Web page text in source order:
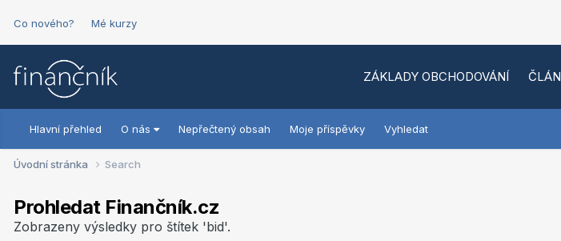
Co nového? Mé kurzy
ZÁKLADY OBCHODOVÁNÍ
Hlavní přehled O nás Nepřečtený obsah Moje příspěvky Vyhledat
Úvodní stránka Search
Prohledat Finančník.cz
Zobrazeny výsledky pro štítek 'bid'.